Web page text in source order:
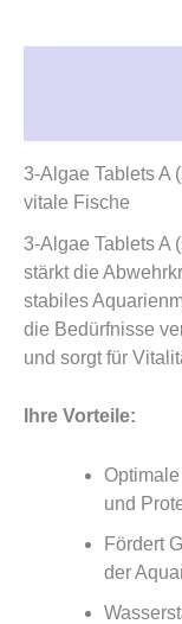
3-Algae Tablets A
vitale Fische
3-Algae Tablets A
stärkt die
stabiles
die Bedürfnisse
und sorgt für
Ihre Vorteile:
und
Fördert
der